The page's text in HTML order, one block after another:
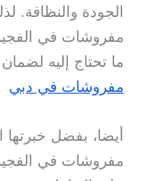
الجودة
مفروشات في
ما تحتاج إليه
مفروشات في دبي
أيضا، بفضل
مفروشات في